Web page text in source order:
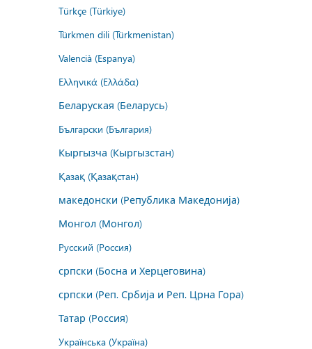
Türkçe (Türkiye)
Türkmen dili (Türkmenistan)
Valencià (Espanya)
Ελληνικά (Ελλάδα)
Беларуская (Беларусь)
Български (България)
Кыргызча (Кыргызстан)
Қазақ (Қазақстан)
македонски (Република Македонија)
Монгол (Монгол)
Русский (Россия)
српски (Босна и Херцеговина)
српски (Реп. Србија и Реп. Црна Гора)
Татар (Россия)
Українська (Україна)